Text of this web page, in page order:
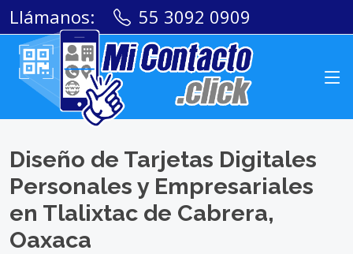
Llámanos: 55 3092 0909
Diseño de Tarjetas Digitales
Personales y Empresariales
en Tlalixtac de Cabrera,
Oaxaca